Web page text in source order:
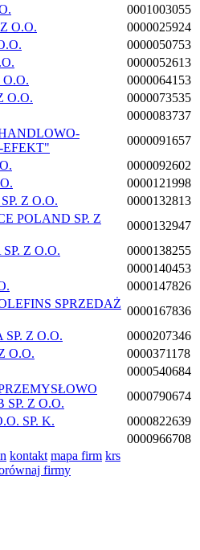
0001003055
O.O.
0000025924
0000050753
0000052613
O.O.
0000064153
O.O.
0000073535
0000083737
EFEKT"
0000091657
0000092602
0000121998
Z O.O.
0000132813
POLAND SP. Z
0000132947
Z O.O.
0000138255
0000140453
0000147826
SPRZEDAŻ
0000167836
Z O.O.
0000207346
O.O.
0000371178
0000540684
Z O.O.
0000790674
SP. K.
0000822639
0000966708
kontakt mapa firm krs
firmy